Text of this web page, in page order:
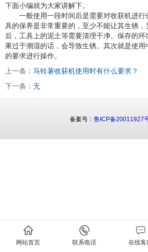
下面小编就为大家讲解下。
一般使用一段时间后是需要对收获机进
具的保养是非常重要的，至少不能让其生锈，
后，工具上的泥土等需要清理干净。保存的
果过于潮湿的话，会导致生锈。其次就是使
的要求进行操作。
上一条： 马铃薯收获机使用时有什么要求？
下一条： 无
网站首页 联系电话 在线客
备案号： 鲁ICP备20011927